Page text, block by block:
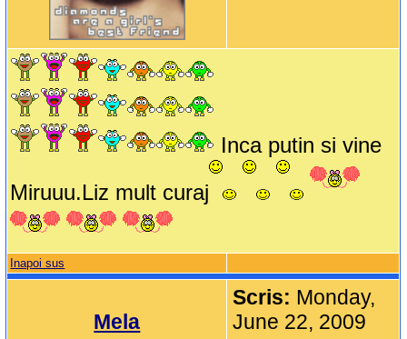
Inca putin si vine
Miruuu.Liz mult curaj
Inapoi sus
Mela
Scris: Monday,
June 22, 2009